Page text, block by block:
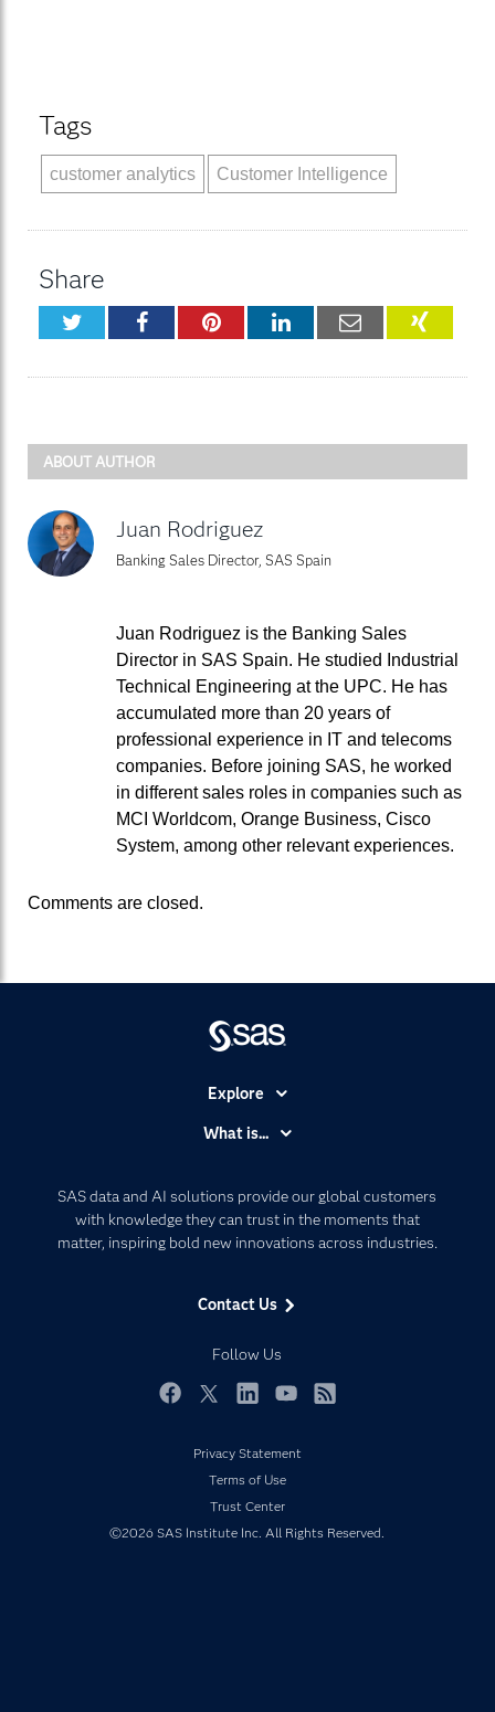
Tags
customer analytics Customer Intelligence
Share
TwitterFacebookPinterestLinkedInEmail
ABOUT AUTHOR
Juan Rodriguez
Banking Sales Director, SAS Spain
Juan Rodriguez is the Banking Sales
Director in SAS Spain. He studied Industrial
Technical Engineering at the UPC. He has
accumulated more than 20 years of
professional experience in IT and telecoms
companies. Before joining SAS, he worked
in different sales roles in companies such as
MCI Worldcom, Orange Business, Cisco
System, among other relevant experiences.
Comments are closed.
SAS data and AI solutions provide our global customers
with knowledge they can trust in the moments that
matter, inspiring bold new innovations across industries.
Contact Us
Follow Us
Explore
Communities
Company
Developers
Documentation
Events
My SAS
Newsroom
Products
What is...
Artificial Intelligence
Data Management
Privacy Statement
Terms of Use
Trust Center
©2026 SAS Institute Inc. All Rights Reserved.